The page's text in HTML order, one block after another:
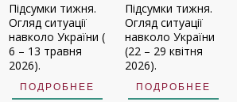
Підсумки тижня.
Огляд ситуації
навколо України (
6 – 13 травня
2026).
ПОДРОБНЕЕ
Підсумки тижня.
Огляд ситуації
навколо України
(22 – 29 квітня
2026).
ПОДРОБНЕЕ